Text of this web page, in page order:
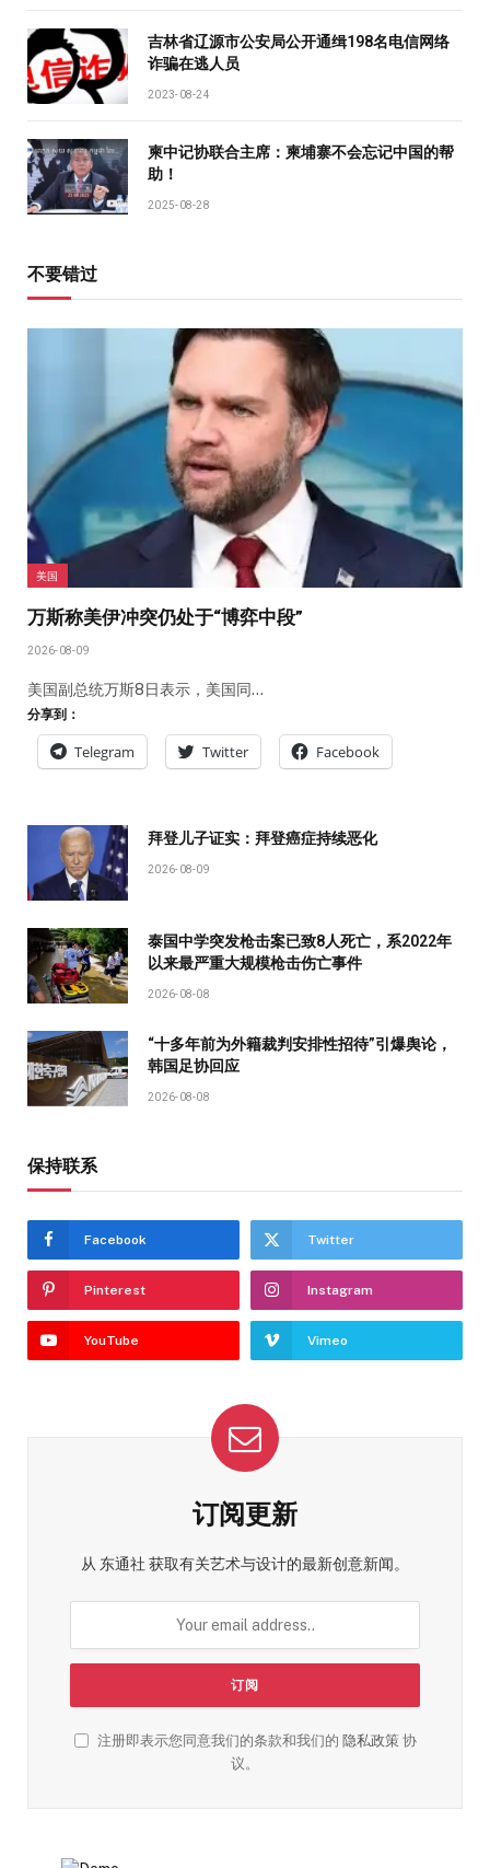
吉林省辽源市公安局公开通缉198名电信网络
诈骗在逃人员
2023-08-24
柬中记协联合主席：柬埔寨不会忘记中国的帮
助！
2025-08-28
不要错过
美国
万斯称美伊冲突仍处于“博弈中段”
2026-08-09
美国副总统万斯8日表示，美国同…
分享到：
Telegram Twitter Facebook
拜登儿子证实：拜登癌症持续恶化
2026-08-09
泰国中学突发枪击案已致8人死亡，系2022年
以来最严重大规模枪击伤亡事件
2026-08-08
“十多年前为外籍裁判安排性招待”引爆舆论，
韩国足协回应
2026-08-08
保持联系
Facebook Twitter
Pinterest Instagram
YouTube Vimeo
订阅更新
从 东通社 获取有关艺术与设计的最新创意新闻。
注册即表示您同意我们的条款和我们的 隐私政策协
议。